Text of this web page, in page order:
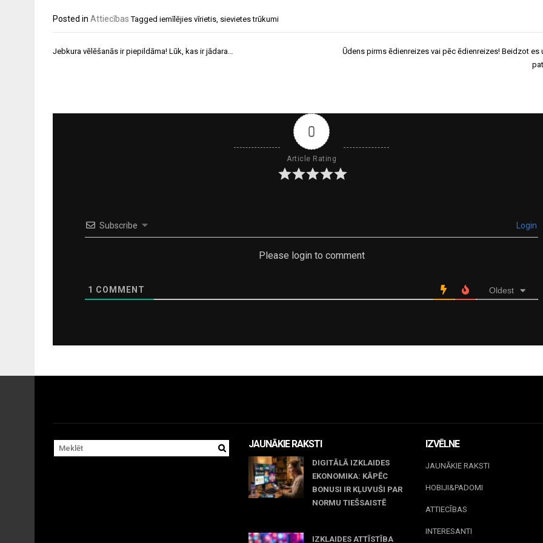
Posted in Attiecības Tagged iemīlējies vīrietis, sievietes trūkumi
Ziņu
Jebkura vēlēšanās ir piepildāma! Lūk, kas ir jādara…
Ūdens pirms ēdienreizes vai pēc ēdienreizes! Beidzot es
0
Article Rating
Subscribe Login
Please login to comment
1 COMMENT Oldest
JAUNĀKIE RAKSTI
DIGITĀLĀ IZKLAIDES
EKONOMIKA: KĀPĒC
BONUSI IR KĻUVUŠI PAR
NORMU TIEŠSAISTĒ
IZKLAIDES ATTĪSTĪBA
IZVĒLNE
JAUNĀKIE RAKSTI
HOBIJI&PADOMI
ATTIECĪBAS
INTERESANTI